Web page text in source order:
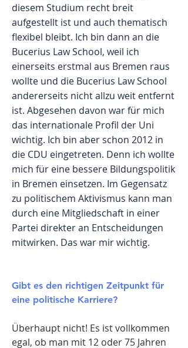
diesem Studium recht breit
aufgestellt ist und auch thematisch
flexibel bleibt. Ich bin dann an die
Bucerius Law School, weil ich
einerseits erstmal aus Bremen raus
wollte und die Bucerius Law School
andererseits nicht allzu weit entfernt
ist. Abgesehen davon war für mich
das internationale Profil der Uni
wichtig. Ich bin aber schon 2012 in
die CDU eingetreten. Denn ich wollte
mich für eine bessere Bildungspolitik
in Bremen einsetzen. Im Gegensatz
zu politischem Aktivismus kann man
durch eine Mitgliedschaft in einer
Partei direkter an Entscheidungen
mitwirken. Das war mir wichtig.
Gibt es den richtigen Zeitpunkt für
eine politische Karriere?
Überhaupt nicht! Es ist vollkommen
egal, ob man mit 12 oder 75 Jahren